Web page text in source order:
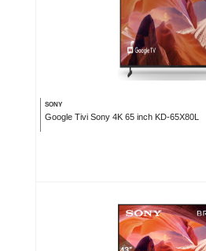
SONY
Google Tivi Sony 4K 65 inch KD-65X80L